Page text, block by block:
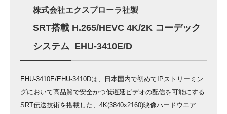
株式会社エクスプローラ社製
SRT搭載 H.265/HEVC 4K/2K コーデック
システム EHU-3410E/D
EHU-3410E/EHU-3410Dは、日本国内で初めてIPストリーミン
グにおいて高品質で安全かつ低遅延ビデオの配信を可能にする
SRT伝送技術を搭載した、4K(3840x2160)映像ハードウエア